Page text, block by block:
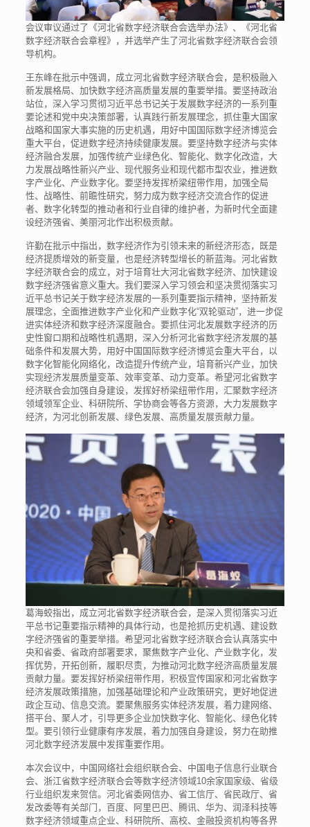
会议审议通过了《河北省数字经济联合会选举办法》、《河北省
数字经济联合会章程》，并选举产生了河北省数字经济联合会领
导机构。
王东峰在批示中强调，成立河北省数字经济联合会，是积极融入
新发展格局、加快数字经济高质量发展的重要举措。要坚持政治
站位，深入学习贯彻习近平总书记关于发展数字经济的一系列重
要论述和党中央决策部署，认真践行新发展理念，抓住重大国家
战略和国家大事实施的历史机遇，用好中国国际数字经济博览会
重大平台，促进数字经济持续健康发展。要坚持数字经济与实体
经济融合发展，加强传统产业绿色化、智能化、数字化改造，大
力发展战略性新兴产业、现代服务业和现代都市型农业，推进数
字产业化、产业数字化。要坚持发挥桥梁纽带作用，加强全局
性、战略性、前瞻性研究，努力成为数字经济交流合作的促进
者、数字化转型的推动者和行业自律的维护者，为新时代全面建
设经济强省、美丽河北作出积极贡献。
许勤在批示中指出，数字经济作为引领未来的新经济形态，既是
经济提质增效的新变量，也是经济转型增长的新蓝海。河北省数
字经济联合会的成立，对于培育壮大河北省数字经济、加快建设
数字经济强省意义重大。我们要深入学习领会和坚决贯彻落实习
近平总书记关于数字经济发展的一系列重要指示精神，坚持新发
展理念，全面推进数字产业化和产业数字化“双轮驱动”，进一步促
进实体经济和数字经济深度融合。要抓住河北发展数字经济的历
史性窗口期和战略性机遇期，深入分析河北省数字经济发展的基
础条件和发展大势，用好中国国际数字经济博览会重大平台，以
数字化智能化网络化，改造提升传统产业，培育新兴产业，加快
实现经济发展质量变革、效率变革、动力变革。希望河北省数字
经济联合会加强自身建设，发挥好桥梁纽带作用，汇聚数字经济
领域领军企业、科研院所、学协商会等各方资源，大力发展数字
经济，为河北创新发展、绿色发展、高质量发展贡献力量。
葛海蛟指出，成立河北省数字经济联合会，是深入贯彻落实习近
平总书记重要指示精神的具体行动，也是抢抓历史机遇、建设数
字经济强省的重要举措。希望河北省数字经济联合会认真落实中
央和省委、省政府部署要求，聚焦数字产业化、产业数字化，发
挥优势，开拓创新，履职尽责，为推动河北数字经济高质量发展
贡献力量。要发挥好桥梁纽带作用，积极宣传国家和河北省数字
经济发展政策措施，加强基础理论和产业政策研究，更好地促进
政企互动、信息交流。要聚焦服务实体经济发展，着力建网络、
搭平台、聚人才，引导更多企业加快数字化、智能化、绿色化转
型。要引领行业健康有序发展，着力加强自身建设，努力在助推
河北数字经济发展中发挥重要作用。
本次会议中，中国网络社会组织联合会、中国电子信息行业联合
会、浙江省数字经济联合会等数字经济领域10余家国家级、省级
行业组织发来贺信。河北省委网信办、省工信厅、省民政厅、省
发改委等有关部门，百度、阿里巴巴、腾讯、华为、润泽科技等
数字经济领域重点企业、科研院所、高校、金融投资机构等各界